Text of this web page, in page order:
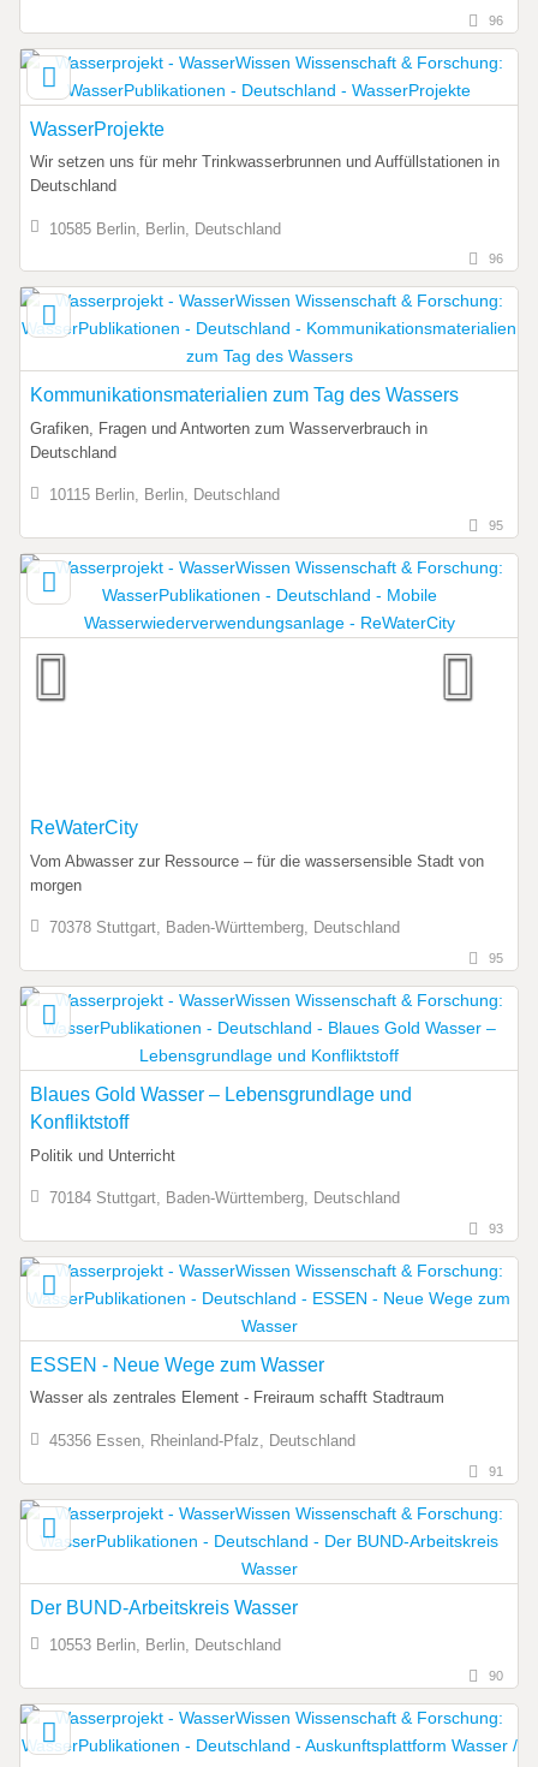
96
WasserProjekte
Wir setzen uns für mehr Trinkwasserbrunnen und Auffüllstationen in
Deutschland
10585 Berlin, Berlin, Deutschland
96
Kommunikationsmaterialien zum Tag des Wassers
Grafiken, Fragen und Antworten zum Wasserverbrauch in
Deutschland
10115 Berlin, Berlin, Deutschland
95
ReWaterCity
Vom Abwasser zur Ressource – für die wassersensible Stadt von
morgen
70378 Stuttgart, Baden-Württemberg, Deutschland
95
Blaues Gold Wasser – Lebensgrundlage und
Konfliktstoff
Politik und Unterricht
70184 Stuttgart, Baden-Württemberg, Deutschland
93
ESSEN - Neue Wege zum Wasser
Wasser als zentrales Element - Freiraum schafft Stadtraum
45356 Essen, Rheinland-Pfalz, Deutschland
91
Der BUND-Arbeitskreis Wasser
10553 Berlin, Berlin, Deutschland
90